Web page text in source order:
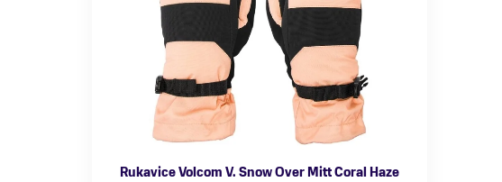
Rukavice Volcom V. Snow Over Mitt Coral Haze